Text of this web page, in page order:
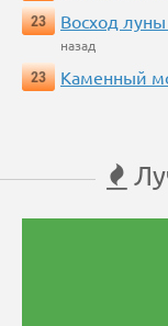
23
Восход
назад
23
Каменный